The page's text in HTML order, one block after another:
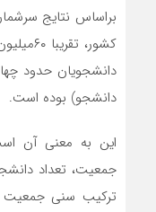
کشور،
دانشجو) بوده است.